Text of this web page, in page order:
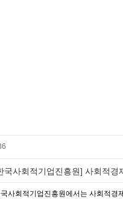
국사회적기업진흥원] 사회적경
사회적기업진흥원에서는 사회적경